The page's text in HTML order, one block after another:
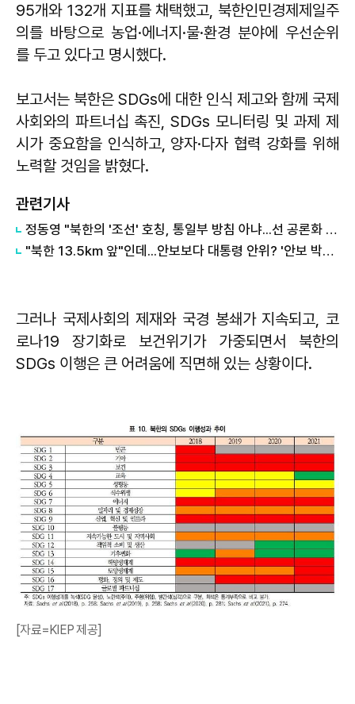
95개와 132개 지표를 채택했고, 북한인민경제제일주
의를 바탕으로 농업·에너지·물·환경 분야에 우선순위
를 두고 있다고 명시했다.
보고서는 북한은 SDGs에 대한 인식 제고와 함께 국제
사회와의 파트너십 촉진, SDGs 모니터링 및 과제 제
시가 중요함을 인식하고, 양자·다자 협력 강화를 위해
노력할 것임을 밝혔다.
관련기사
정동영 "북한의 '조선' 호칭, 통일부 방침 아냐...선 공론화 먼저"
"북한 13.5km 앞"인데...안보보다 대통령 안위? '안보 박살' 근황 총정리
그러나 국제사회의 제재와 국경 봉쇄가 지속되고, 코
로나19 장기화로 보건위기가 가중되면서 북한의
SDGs 이행은 큰 어려움에 직면해 있는 상황이다.
[자료=KIEP 제공]